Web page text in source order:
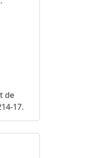
de
17.